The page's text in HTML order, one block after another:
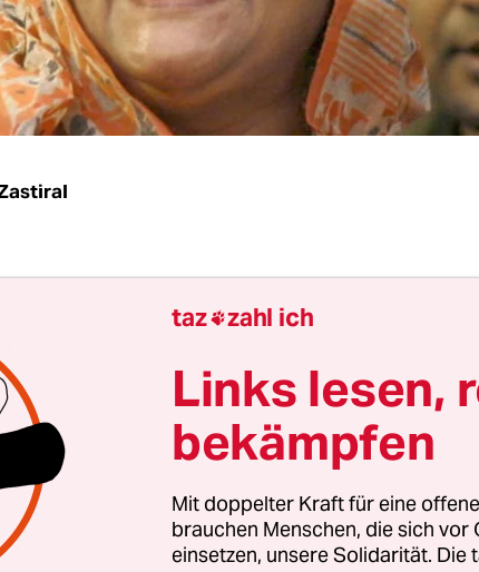
in Bangladesch seit sieben Jahren errang
Parteienallianz der Awami-Liga-Chefin
von 300 Sitzen. Damit hat sie ihre erbitterte
vernichtend geschlagen: Auf die konservativ-
Bangladesh Nationalist Party (BNP)
taz zahl ich
Links lesen,
bekämpfen
Mit doppelter Kraft für eine
brauchen Menschen, die sich
einsetzen, unsere Solidarität. Die